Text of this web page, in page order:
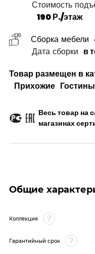
Стоимость
190 Р./этаж
Сборка мебели
Дата сборки в
Товар размещен в
Прихожие
Весь товар на
магазинах
Общие
Коллекция
Гарантийный срок